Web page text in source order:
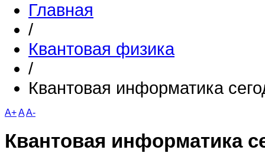
Главная
/
Квантовая физика
/
Квантовая информатика
A+AA-
Квантовая информатика